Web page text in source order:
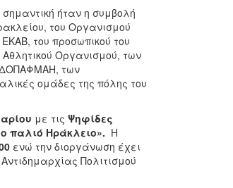
ήταν η συμβολή
του Οργανισμού
του προσωπικού του
Οργανισμού, των
ΔΟΠΑΦΜΑΗ, των
ομάδες της πόλης του
με τις Ψηφίδες
παλιό Ηράκλειο». Η
ενώ την διοργάνωση έχει
Πολιτισμού